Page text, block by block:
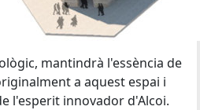
mantindrà l'essència de
a aquest espai i
l'esperit innovador d'Alcoi.